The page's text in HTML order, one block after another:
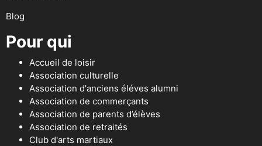
Blog
Pour qui
Accueil de loisir
Association culturelle
Association d'anciens éléves alumni
Association de commerçants
Association de parents d’élèves
Association de retraités
Club d'arts martiaux